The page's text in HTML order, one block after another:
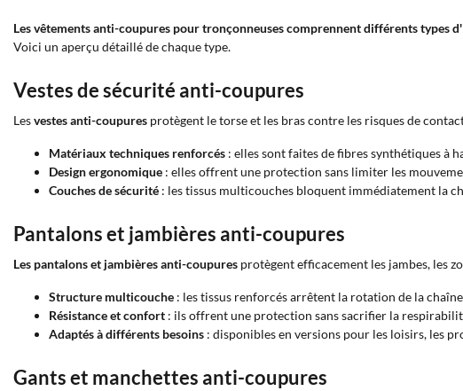
Les vêtements anti-coupures pour tronçonneuses comprennent différents types
Voici un aperçu détaillé de chaque type.
Vestes de sécurité anti-coupures
Lesvestes anti-coupures protègent le torse et les bras contre les risques de
Matériaux techniques renforcés : elles sont faites de fibres synthétiques à
Design ergonomique : elles offrent une protection sans limiter les
Couches de sécurité : les tissus multicouches bloquent immédiatement la
Pantalons et jambières anti-coupures
Les pantalons et jambières anti-coupures protègent efficacement les jambes, les
Structure multicouche : les tissus renforcés arrêtent la rotation de la
Résistance et confort : ils offrent une protection sans sacrifier la
Adaptés à différents besoins : disponibles en versions pour les loisirs, les
Gants et manchettes anti-coupures